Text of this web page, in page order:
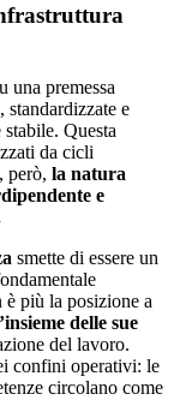
una premessa
standardizzate e
Questa
da cicli
però, la natura
e
smette di essere un
è più la posizione a
delle sue
del lavoro.
confini operativi: le
circolano come